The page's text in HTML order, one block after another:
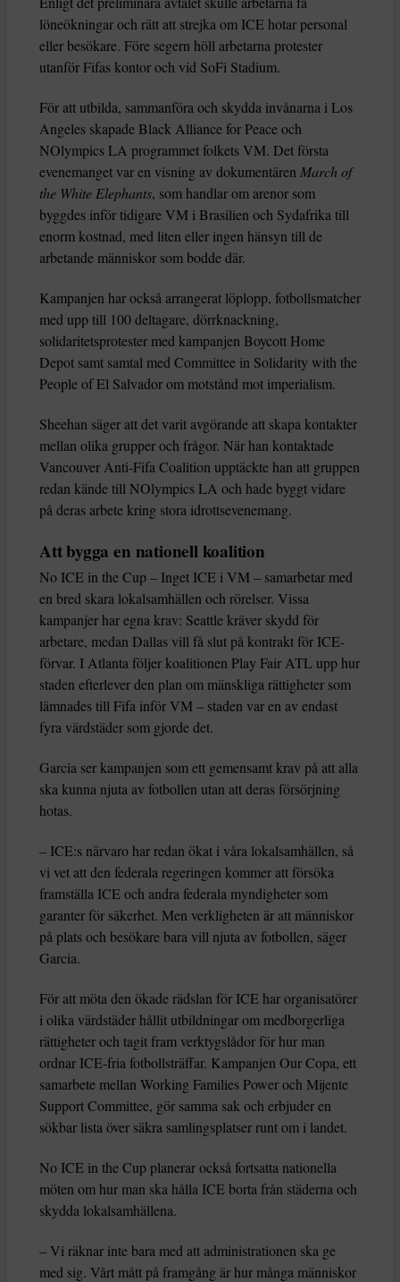
löneökningar och rätt att strejka om ICE hotar personal
eller besökare. Före segern höll arbetarna protester
utanför Fifas kontor och vid SoFi Stadium.
För att utbilda, sammanföra och skydda invånarna i Los
Angeles skapade Black Alliance for Peace och
NOlympics LA programmet folkets VM. Det första
evenemanget var en visning av dokumentären March of
the White Elephants, som handlar om arenor som
byggdes inför tidigare VM i Brasilien och Sydafrika till
enorm kostnad, med liten eller ingen hänsyn till de
arbetande människor som bodde där.
Kampanjen har också arrangerat löplopp, fotbollsmatcher
med upp till 100 deltagare, dörrknackning,
solidaritetsprotester med kampanjen Boycott Home
Depot samt samtal med Committee in Solidarity with the
People of El Salvador om motstånd mot imperialism.
Sheehan säger att det varit avgörande att skapa kontakter
mellan olika grupper och frågor. När han kontaktade
Vancouver Anti-Fifa Coalition upptäckte han att gruppen
redan kände till NOlympics LA och hade byggt vidare
på deras arbete kring stora idrottsevenemang.
Att bygga en nationell koalition
No ICE in the Cup – Inget ICE i VM – samarbetar med
en bred skara lokalsamhällen och rörelser. Vissa
kampanjer har egna krav: Seattle kräver skydd för
arbetare, medan Dallas vill få slut på kontrakt för ICE-
förvar. I Atlanta följer koalitionen Play Fair ATL upp hur
staden efterlever den plan om mänskliga rättigheter som
lämnades till Fifa inför VM – staden var en av endast
fyra värdstäder som gjorde det.
Garcia ser kampanjen som ett gemensamt krav på att alla
ska kunna njuta av fotbollen utan att deras försörjning
hotas.
– ICE:s närvaro har redan ökat i våra lokalsamhällen, så
vi vet att den federala regeringen kommer att försöka
framställa ICE och andra federala myndigheter som
garanter för säkerhet. Men verkligheten är att människor
på plats och besökare bara vill njuta av fotbollen, säger
Garcia.
För att möta den ökade rädslan för ICE har organisatörer
i olika värdstäder hållit utbildningar om medborgerliga
rättigheter och tagit fram verktygslådor för hur man
ordnar ICE-fria fotbollsträffar. Kampanjen Our Copa, ett
samarbete mellan Working Families Power och Mijente
Support Committee, gör samma sak och erbjuder en
sökbar lista över säkra samlingsplatser runt om i landet.
No ICE in the Cup planerar också fortsatta nationella
möten om hur man ska hålla ICE borta från städerna och
skydda lokalsamhällena.
– Vi räknar inte bara med att administrationen ska ge
med sig. Vårt mått på framgång är hur många människor